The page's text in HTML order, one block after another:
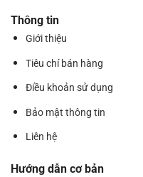
Thông tin
Giới thiệu
Tiêu chí bán hàng
Điều khoản sử dụng
Bảo mật thông tin
Liên hệ
Hướng dẫn cơ bản